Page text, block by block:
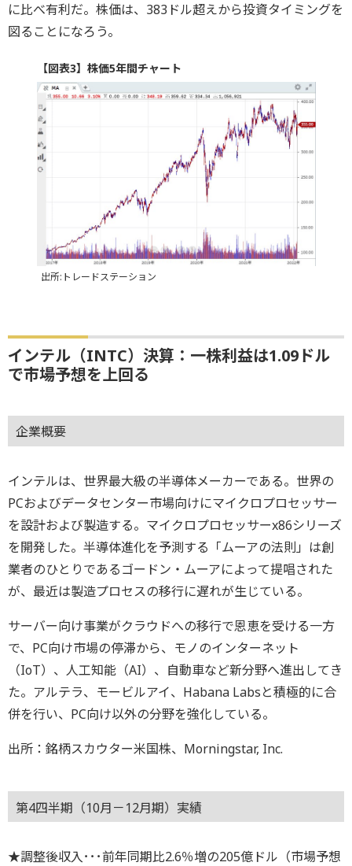
に比べ有利だ。株価は、383ドル超えから投資タイミングを
図ることになろう。
【図表3】株価5年間チャート
出所:トレードステーション
インテル（INTC）決算：一株利益は1.09ドル
で市場予想を上回る
企業概要
インテルは、世界最大級の半導体メーカーである。世界の
PCおよびデータセンター市場向けにマイクロプロセッサー
を設計および製造する。マイクロプロセッサーx86シリーズ
を開発した。半導体進化を予測する「ムーアの法則」は創
業者のひとりであるゴードン・ムーアによって提唱された
が、最近は製造プロセスの移行に遅れが生じている。
サーバー向け事業がクラウドへの移行で恩恵を受ける一方
で、PC向け市場の停滞から、モノのインターネット
（IoT）、人工知能（AI）、自動車など新分野へ進出してき
た。アルテラ、モービルアイ、Habana Labsと積極的に合
併を行い、PC向け以外の分野を強化している。
出所：銘柄スカウター米国株、Morningstar, Inc.
第4四半期（10月－12月期）実績
★調整後収入･･･前年同期比2.6％増の205億ドル（市場予想